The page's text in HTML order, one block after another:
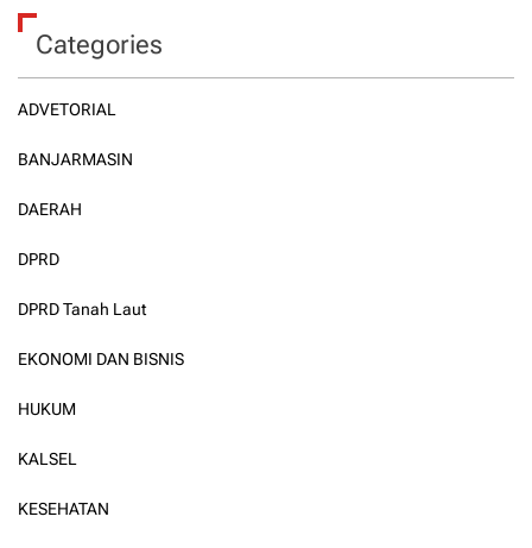
Categories
ADVETORIAL
BANJARMASIN
DAERAH
DPRD
DPRD Tanah Laut
EKONOMI DAN BISNIS
HUKUM
KALSEL
KESEHATAN